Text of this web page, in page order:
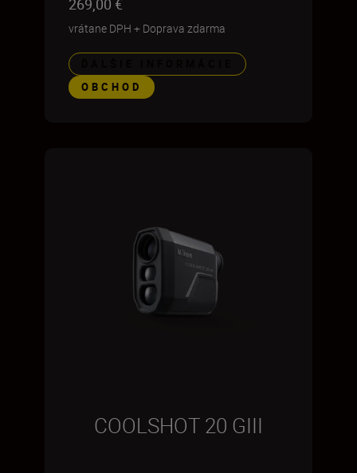
269,00 €
vrátane DPH + Doprava zdarma
OBCHOD
COOLSHOT 20 GIII